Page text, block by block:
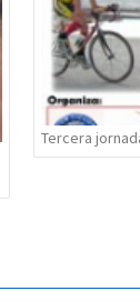
Tercera